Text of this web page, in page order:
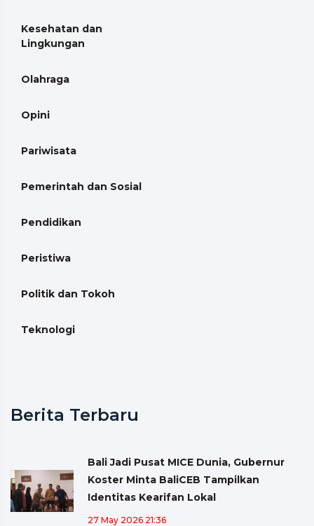
Kesehatan dan
Lingkungan
Olahraga
Opini
Pariwisata
Pemerintah dan Sosial
Pendidikan
Peristiwa
Politik dan Tokoh
Teknologi
Berita Terbaru
Bali Jadi Pusat MICE Dunia, Gubernur
Koster Minta BaliCEB Tampilkan
Identitas Kearifan Lokal
27 May 2026 21:36